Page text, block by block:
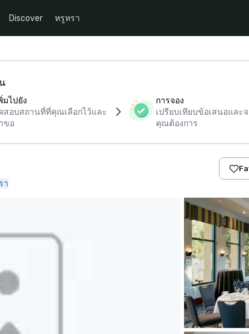
Discover หรูหรา
มไปยัง
สอบสถานที่ที่คุณเลือกไว้และ
ขอ
การจอง
เปรียบเทียบข้อเสนอและ
คุณต้องการ
า